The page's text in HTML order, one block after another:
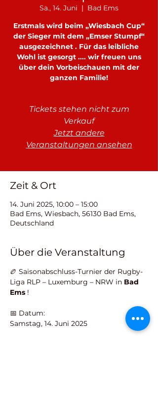
Sa., 14. Juni
  |
Bad Ems
Erstmals wird beim „Wiesbach Cup“
der Sieger mit dem „Emser Stumpf“
ausgezeichnet . Für das leibliche
Wohl ist gesorgt .... wir freuen uns
über dein Vorbeischauen mit der
ganzen Familie!
Tickets stehen nicht zum
Verkauf
Jetzt andere
Veranstaltungen ansehen
Zeit & Ort
14. Juni 2025, 10:00 – 15:00
Bad Ems, Wiesbach, 56130 Bad Ems,
Deutschland
Über die Veranstaltung
🏉 Saisonabschluss-Turnier der Rugby-
Liga RLP – Luxemburg – NRW in Bad
Ems !
📅 Datum:
Samstag, 14. Juni 2025